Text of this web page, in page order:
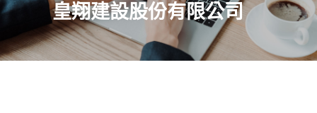
皇翔建設股份有限公司